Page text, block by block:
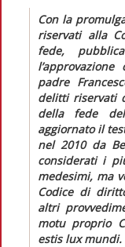
Con la
riservati alla
fede,
l’approvazione
padre
delitti riservati
della fede
aggiornato il
nel 2010 da
considerati i
medesimi, ma
Codice di
altri
motu proprio
estis lux mundi.